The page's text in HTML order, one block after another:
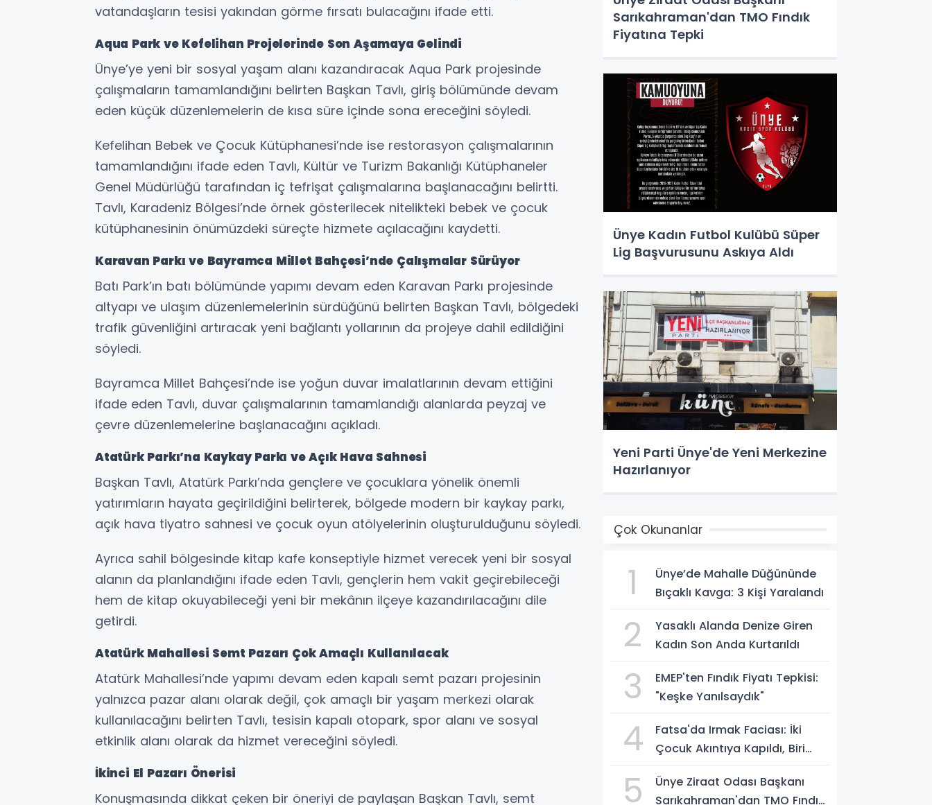
vatandaşların tesisi yakından görme fırsatı bulacağını ifade etti.
Aqua Park ve Kefelihan Projelerinde Son Aşamaya Gelindi
Ünye’ye yeni bir sosyal yaşam alanı kazandıracak Aqua Park projesinde
çalışmaların tamamlandığını belirten Başkan Tavlı, giriş bölümünde devam
eden küçük düzenlemelerin de kısa süre içinde sona ereceğini söyledi.
Kefelihan Bebek ve Çocuk Kütüphanesi’nde ise restorasyon çalışmalarının
tamamlandığını ifade eden Tavlı, Kültür ve Turizm Bakanlığı Kütüphaneler
Genel Müdürlüğü tarafından iç tefrişat çalışmalarına başlanacağını belirtti.
Tavlı, Karadeniz Bölgesi’nde örnek gösterilecek nitelikteki bebek ve çocuk
kütüphanesinin önümüzdeki süreçte hizmete açılacağını kaydetti.
Karavan Parkı ve Bayramca Millet Bahçesi’nde Çalışmalar Sürüyor
Batı Park’ın batı bölümünde yapımı devam eden Karavan Parkı projesinde
altyapı ve ulaşım düzenlemelerinin sürdüğünü belirten Başkan Tavlı, bölgedeki
trafik güvenliğini artıracak yeni bağlantı yollarının da projeye dahil edildiğini
söyledi.
Bayramca Millet Bahçesi’nde ise yoğun duvar imalatlarının devam ettiğini
ifade eden Tavlı, duvar çalışmalarının tamamlandığı alanlarda peyzaj ve
çevre düzenlemelerine başlanacağını açıkladı.
Atatürk Parkı’na Kaykay Parkı ve Açık Hava Sahnesi
Başkan Tavlı, Atatürk Parkı’nda gençlere ve çocuklara yönelik önemli
yatırımların hayata geçirildiğini belirterek, bölgede modern bir kaykay parkı,
açık hava tiyatro sahnesi ve çocuk oyun atölyelerinin oluşturulduğunu söyledi.
Ayrıca sahil bölgesinde kitap kafe konseptiyle hizmet verecek yeni bir sosyal
alanın da planlandığını ifade eden Tavlı, gençlerin hem vakit geçirebileceği
hem de kitap okuyabileceği yeni bir mekânın ilçeye kazandırılacağını dile
getirdi.
Atatürk Mahallesi Semt Pazarı Çok Amaçlı Kullanılacak
Atatürk Mahallesi’nde yapımı devam eden kapalı semt pazarı projesinin
yalnızca pazar alanı olarak değil, çok amaçlı bir yaşam merkezi olarak
kullanılacağını belirten Tavlı, tesisin kapalı otopark, spor alanı ve sosyal
etkinlik alanı olarak da hizmet vereceğini söyledi.
İkinci El Pazarı Önerisi
Konuşmasında dikkat çeken bir öneriyi de paylaşan Başkan Tavlı, semt
Sarıkahraman'dan TMO Fındık
Fiyatına Tepki
Ünye Kadın Futbol Kulübü Süper
Lig Başvurusunu Askıya Aldı
Yeni Parti Ünye'de Yeni Merkezine
Hazırlanıyor
Çok Okunanlar
1
Ünye’de Mahalle Düğününde
Bıçaklı Kavga: 3 Kişi Yaralandı
2
Yasaklı Alanda Denize Giren
Kadın Son Anda Kurtarıldı
3
EMEP'ten Fındık Fiyatı Tepkisi:
"Keşke Yanılsaydık"
4
Fatsa'da Irmak Faciası: İki
Çocuk Akıntıya Kapıldı, Biri
5
Ünye Ziraat Odası Başkanı
Sarıkahraman'dan TMO Fındık